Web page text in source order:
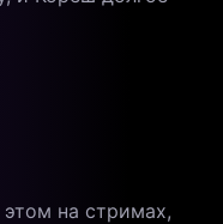
на стримах,